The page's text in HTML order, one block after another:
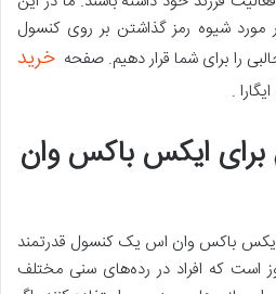
مورد شیوه رمز گذاشتن بر روی کنسول
را برای شما قرار دهیم. صفحه خرید
.
برای ایکس باکس وان
باکس وان اس یک کنسول قدرتمند
است که افراد در رده‌های سنی مختلف